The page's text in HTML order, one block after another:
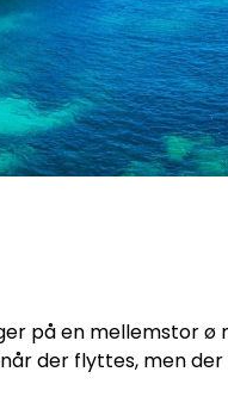
på en mellemstor ø
der flyttes, men